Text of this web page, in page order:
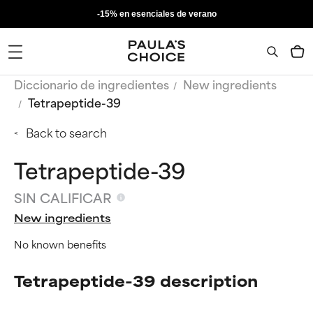
-15% en esenciales de verano
Diccionario de ingredientes
New ingredients
Tetrapeptide-39
Back to search
Tetrapeptide-39
SIN CALIFICAR
New ingredients
No known benefits
Tetrapeptide-39 description